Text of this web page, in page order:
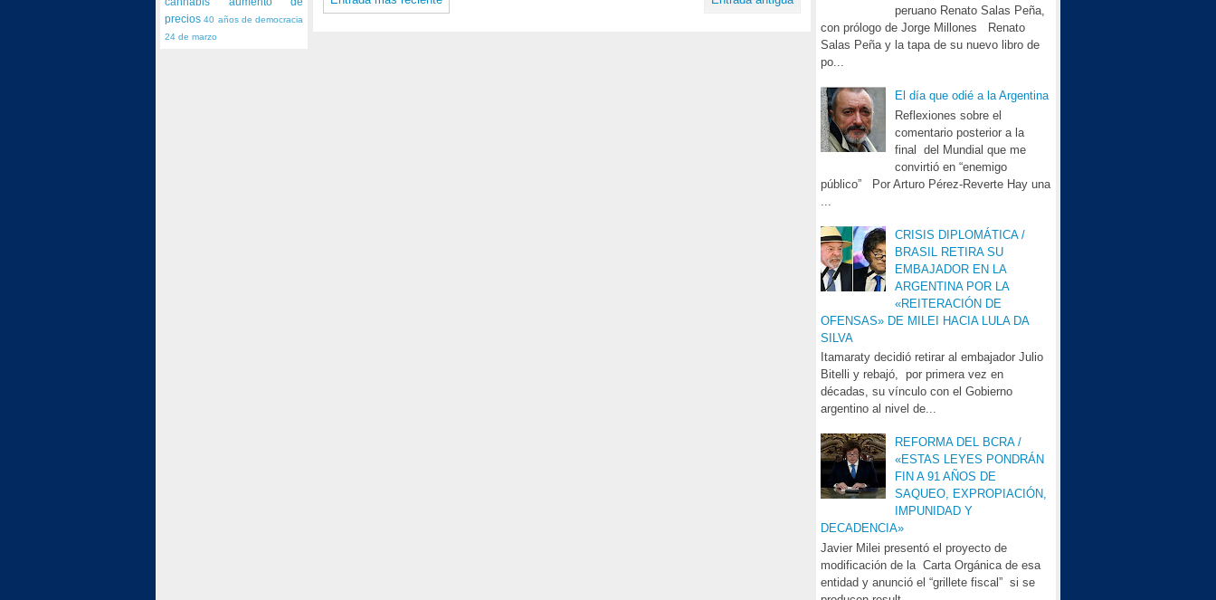
peruano Renato Salas Peña,
con prólogo de Jorge Millones Renato
Salas Peña y la tapa de su nuevo libro de
po...
El día que odié a la Argentina
Reflexiones sobre el
comentario posterior a la
final del Mundial que me
convirtió en “enemigo
público” Por Arturo Pérez-Reverte Hay una
CRISIS DIPLOMÁTICA /
BRASIL RETIRA SU
EMBAJADOR EN LA
ARGENTINA POR LA
«REITERACIÓN DE
OFENSAS» DE MILEI HACIA LULA DA
SILVA
Itamaraty decidió retirar al embajador Julio
Bitelli y rebajó, por primera vez en
décadas, su vínculo con el Gobierno
argentino al nivel de...
REFORMA DEL BCRA /
«ESTAS LEYES PONDRÁN
FIN A 91 AÑOS DE
SAQUEO, EXPROPIACIÓN,
IMPUNIDAD Y
DECADENCIA»
Javier Milei presentó el proyecto de
modificación de la Carta Orgánica de esa
entidad y anunció el “grillete fiscal” si se
precios40 años de democracia
24 de marzo